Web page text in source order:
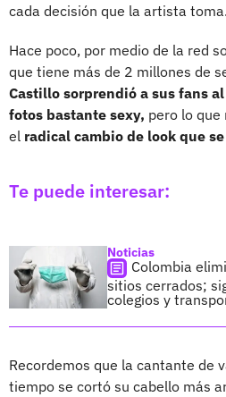
cada decisión que la artista toma.
Hace poco, por medio de la red
que tiene más de 2 millones de
Castillo sorprendió a sus fans
fotos bastante sexy, pero lo
el radical cambio de look que
Te puede interesar:
Noticias
Colombia
sitios cerrados;
colegios y
Recordemos que la cantante de
tiempo se cortó su cabello más